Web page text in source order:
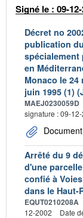
Signé le : 09-
Décret no
publication
spécialement
en
Monaco le 24
juin 1995 (1)
MAEJ0230059D
signature : 09-
Arrêté du 9
d'une
confié à
dans le
EQUT0210208A
12-2002
Date